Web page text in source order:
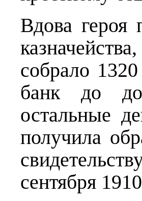
Вдова героя
собрало
банк до
остальные
получила
сентября